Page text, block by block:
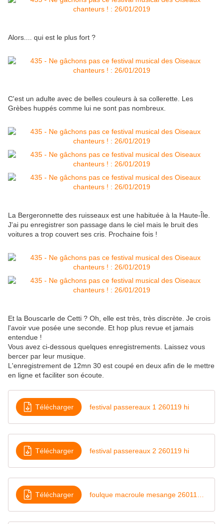
Alors.... qui est le plus fort ?
C'est un adulte avec de belles couleurs à sa collerette. Les
Grèbes huppés comme lui ne sont pas nombreux.
La Bergeronnette des ruisseaux est une habituée à la Haute-Île.
J'ai pu enregistrer son passage dans le ciel mais le bruit des
voitures a trop couvert ses cris. Prochaine fois !
Et la Bouscarle de Cetti ? Oh, elle est très, très discrète. Je crois
l'avoir vue posée une seconde. Et hop plus revue et jamais
entendue !
Vous avez ci-dessous quelques enregistrements. Laissez vous
bercer par leur musique.
L'enregistrement de 12mn 30 est coupé en deux afin de le mettre
en ligne et faciliter son écoute.
Télécharger festival passereaux 1 260119 hi
Télécharger festival passereaux 2 260119 hi
Télécharger